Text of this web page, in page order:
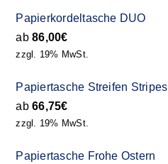
Papierkordeltasche DUO
ab86,00€
zzgl. 19% MwSt.
Papiertasche Streifen Stripes
ab66,75€
zzgl. 19% MwSt.
Papiertasche Frohe Ostern